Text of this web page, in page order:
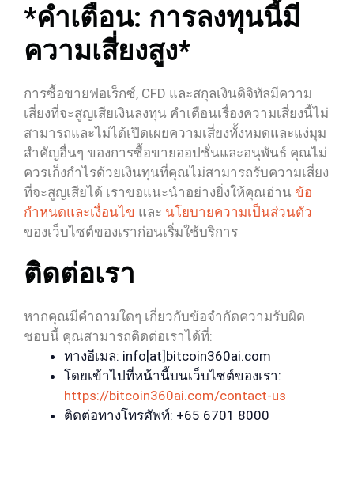
*คำเตือน: การลงทุนนี้มี
ความเสี่ยงสูง*
การซื้อขายฟอเร็กซ์, CFD และสกุลเงินดิจิทัลมีความ
เสี่ยงที่จะสูญเสียเงินลงทุน คำเตือนเรื่องความเสี่ยงนี้ไม่
สามารถและไม่ได้เปิดเผยความเสี่ยงทั้งหมดและแง่มุม
สำคัญอื่นๆ ของการซื้อขายออปชั่นและอนุพันธ์ คุณไม่
ควรเก็งกำไรด้วยเงินทุนที่คุณไม่สามารถรับความเสี่ยง
ที่จะสูญเสียได้ เราขอแนะนำอย่างยิ่งให้คุณอ่าน ข้อ
กำหนดและเงื่อนไข และ นโยบายความเป็นส่วนตัว
ของเว็บไซต์ของเราก่อนเริ่มใช้บริการ
ติดต่อเรา
หากคุณมีคำถามใดๆ เกี่ยวกับข้อจำกัดความรับผิด
ชอบนี้ คุณสามารถติดต่อเราได้ที่:
ทางอีเมล: info[at]bitcoin360ai.com
โดยเข้าไปที่หน้านี้บนเว็บไซต์ของเรา:
https://bitcoin360ai.com/contact-us
ติดต่อทางโทรศัพท์: +65 6701 8000